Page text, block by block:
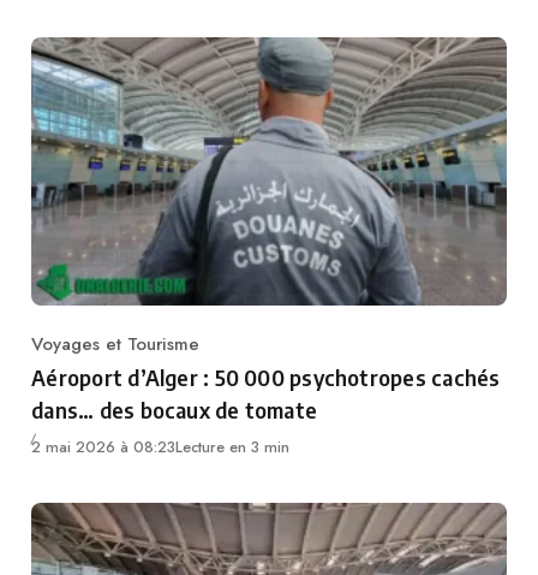
Category
Voyages et Tourisme
Aéroport d’Alger : 50 000 psychotropes cachés
dans… des bocaux de tomate
2 mai 2026 à 08:23Lecture en 3 min